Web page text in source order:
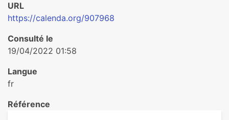
URL
https://calenda.org/907968
Consulté le
19/04/2022 01:58
Langue
fr
Référence